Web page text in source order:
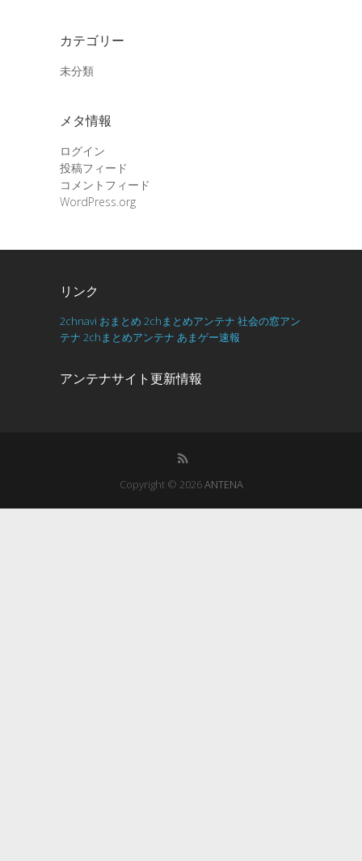
カテゴリー
未分類
メタ情報
ログイン
投稿フィード
コメントフィード
WordPress.org
リンク
2chnavi おまとめ 2chまとめアンテナ 社会の窓アン
テナ 2chまとめアンテナ あまゲー速報
アンテナサイト更新情報
Copyright © 2026ANTENA